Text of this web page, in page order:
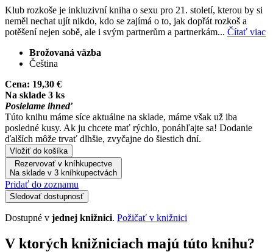
Klub rozkoše je inkluzivní kniha o sexu pro 21. století, kterou by si
neměl nechat ujít nikdo, kdo se zajímá o to, jak dopřát rozkoš a
potěšení nejen sobě, ale i svým partnerům a partnerkám... Čítať viac
Brožovaná väzba
Čeština
Cena: 19,30 €
Na sklade 3 ks
Posielame ihneď
Túto knihu máme síce aktuálne na sklade, máme však už iba
posledné kusy. Ak ju chcete mať rýchlo, ponáhľajte sa! Dodanie
ďalších môže trvať dlhšie, zvyčajne do šiestich dní.
Vložiť do košíka
Rezervovať v kníhkupectve
Na sklade v 3 kníhkupectvách
Pridať do zoznamu
Sledovať dostupnosť
Dostupné v jednej knižnici. Požičať v knižnici
V ktorých knižniciach majú túto knihu?